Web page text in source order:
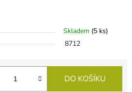
Skladem (5 ks)
8712
DO KOŠÍKU